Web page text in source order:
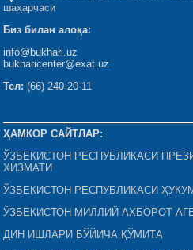
шаҳарчаси
Биз билан алоқа:
info@bukhari.uz
bukharicenter@exat.uz
Тел: (66) 240-20-11
ҲАМКОР САЙТЛАР:
ЎЗБЕКИСТОН РЕСПУБЛИКАСИ
ХИЗМАТИ
ЎЗБЕКИСТОН РЕСПУБЛИКАСИ
ЎЗБЕКИСТОН МИЛЛИЙ АХБОРОТ
ДИН ИШЛАРИ БЎЙИЧА ҚЎМИТА